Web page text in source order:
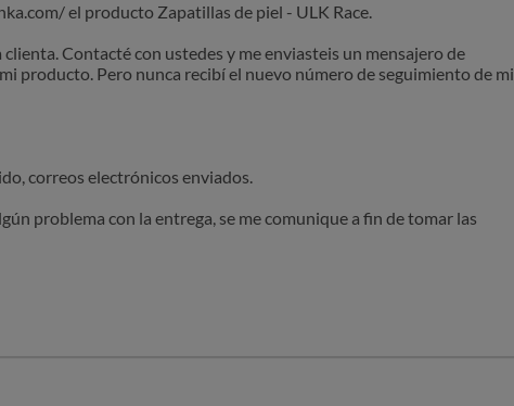
el producto Zapatillas de piel - ULK Race.
Contacté con ustedes y me enviasteis un mensajero de
producto. Pero nunca recibí el nuevo número de seguimiento de mi
correos electrónicos enviados.
problema con la entrega, se me comunique a fin de tomar las